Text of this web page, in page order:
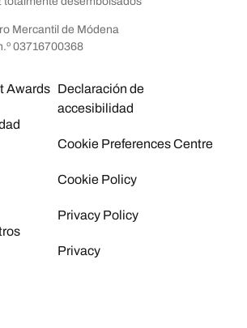
Mercantil de Módena
03716700368
Awards Declaración de
accesibilidad
Cookie Preferences Centre
Cookie Policy
Privacy Policy
Privacy